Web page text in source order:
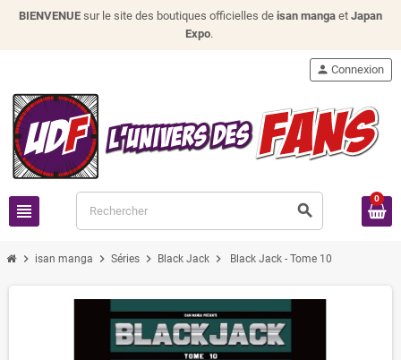
BIENVENUE sur le site des boutiques officielles de isan manga et Japan
Expo.
view_headline search
person Connexion
0
chevron_right isan manga chevron_right Séries chevron_right Black Jack chevron_right Black Jack - Tome 10